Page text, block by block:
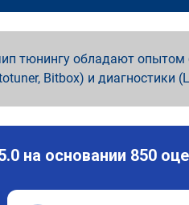
тюнингу обладают опытом
Bitbox) и диагностики
на основании 850